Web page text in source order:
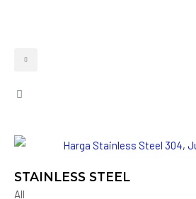
STAINLESS STEEL
All